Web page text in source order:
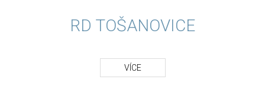
RD TOŠANOVICE
VÍCE